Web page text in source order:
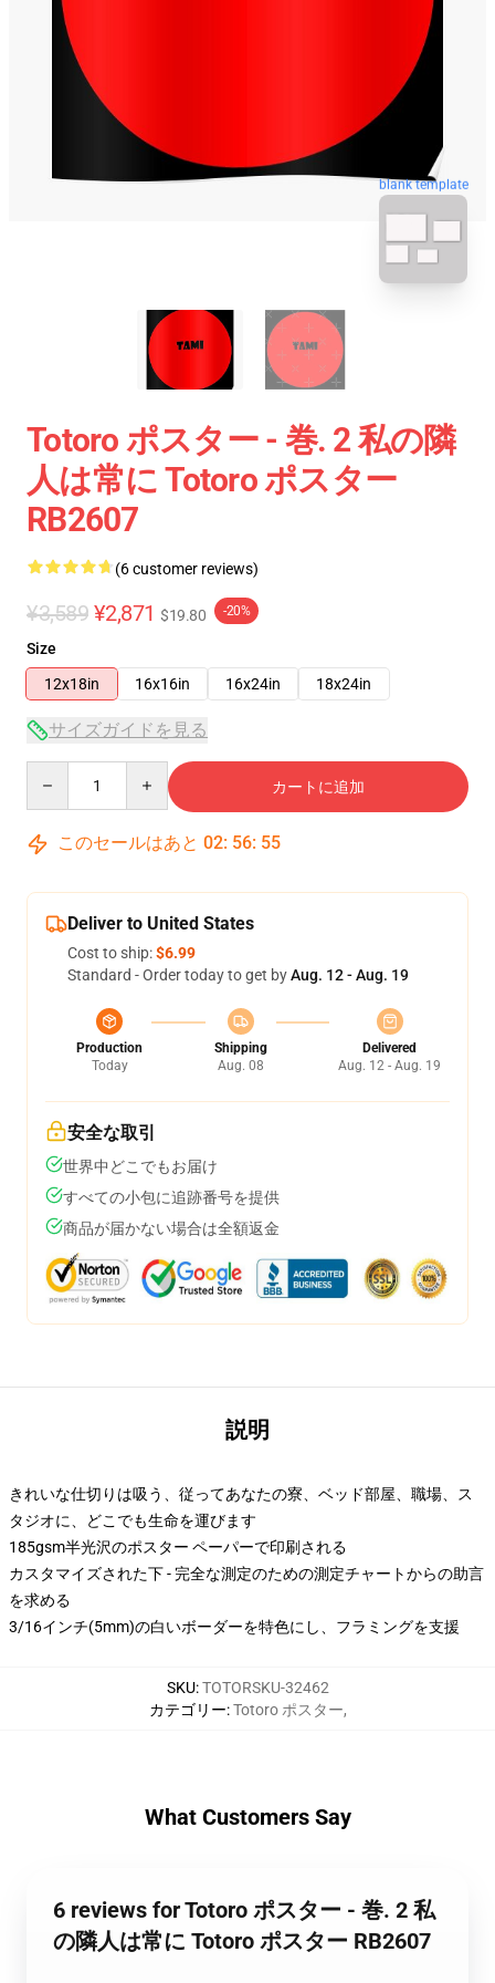
blank template
Totoro ポスター - 巻. 2 私の隣
人は常に Totoro ポスター
RB2607
(6 customer reviews)
¥3,589 ¥2,871 $19.80 -20%
Size
12x18in
16x16in 16x24in 18x24in
サイズガイドを見る
カートに追加
このセールはあと 02: 56: 54
Deliver to United States
Cost to ship:$6.99
Standard - Order today to get byAug. 12 - Aug. 19
Production
Today
Shipping
Aug. 08
Delivered
Aug. 12 - Aug. 19
安全な取引
世界中どこでもお届け
すべての小包に追跡番号を提供
商品が届かない場合は全額返金
説明
きれいな仕切りは吸う、従ってあなたの寮、ベッド部屋、職場、ス
タジオに、どこでも生命を運びます
185gsm半光沢のポスター ペーパーで印刷される
カスタマイズされた下 - 完全な測定のための測定チャートからの助言
を求める
3/16インチ(5mm)の白いボーダーを特色にし、フラミングを支援
SKU:TOTORSKU-32462
カテゴリー:Totoro ポスター,
What Customers Say
6 reviews for Totoro ポスター - 巻. 2 私
の隣人は常に Totoro ポスター RB2607